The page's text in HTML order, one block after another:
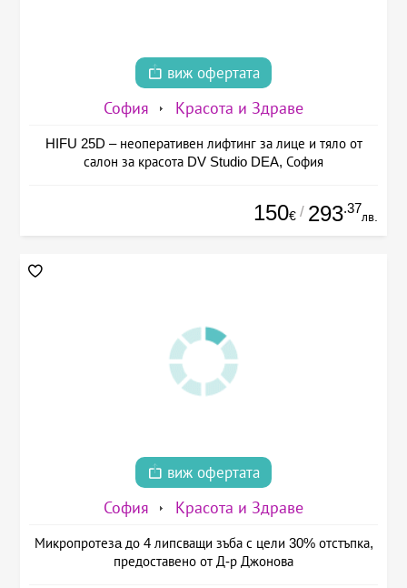
виж офертата
София Красота и Здраве
HIFU 25D – неоперативен лифтинг за лице и тяло от
салон за красота DV Studio DEA, София
150€ / 293.37
лв.
виж офертата
София Красота и Здраве
Микропротезa до 4 липсващи зъба с цели 30% отстъпка,
предоставено от Д-р Джонова